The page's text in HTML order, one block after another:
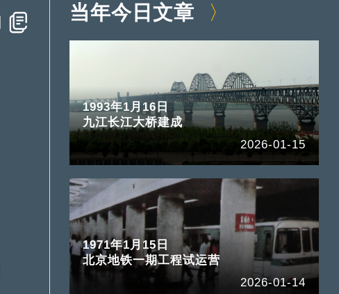
当年今日文章
1993年1月16日
九江长江大桥建成
2026-01-15
1971年1月15日
北京地铁一期工程试运营
2026-01-14